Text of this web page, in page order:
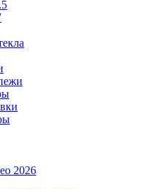
2026